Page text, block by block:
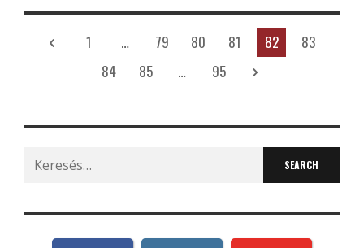
1 … 79 80 81 82
83
84
85 … 95
Search
for: